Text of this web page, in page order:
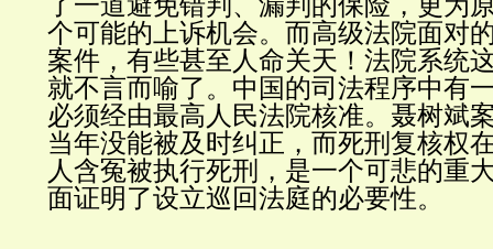
个可能的上诉机会。而高级法院面对
案件，有些甚至人命关天！法院系统
就不言而喻了。中国的司法程序中有
必须经由最高人民法院核准。聂树斌
当年没能被及时纠正，而死刑复核权
人含冤被执行死刑，是一个可悲的重
面证明了设立巡回法庭的必要性。